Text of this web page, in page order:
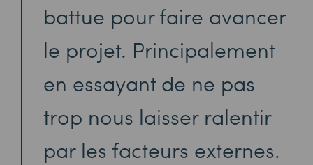
battue pour faire avancer
le projet. Principalement
en essayant de ne pas
trop nous laisser ralentir
par les facteurs externes.